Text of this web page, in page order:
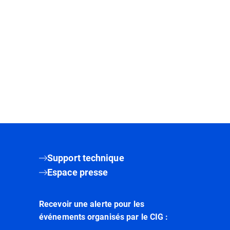
Support technique
Espace presse
Recevoir une alerte pour les
événements organisés par le CIG :